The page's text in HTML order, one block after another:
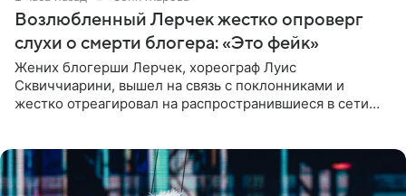
Возлюбленный Лерчек жестко опроверг
слухи о смерти блогера: «Это фейк»
Жених блогерши Лерчек, хореограф Луис
Сквиччиарини, вышел на связь с поклонниками и
жестко отреагировал на распространившиеся в сети